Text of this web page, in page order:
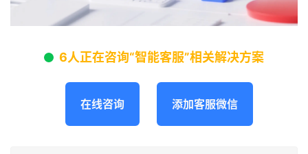
6人正在咨询“智能客服”相关解决方案
在线咨询 添加客服微信